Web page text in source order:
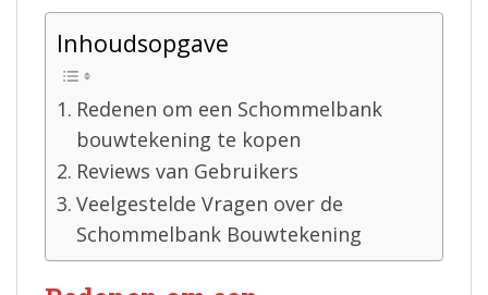
Inhoudsopgave
Redenen om een Schommelbank
bouwtekening te kopen
Reviews van Gebruikers
Veelgestelde Vragen over de
Schommelbank Bouwtekening